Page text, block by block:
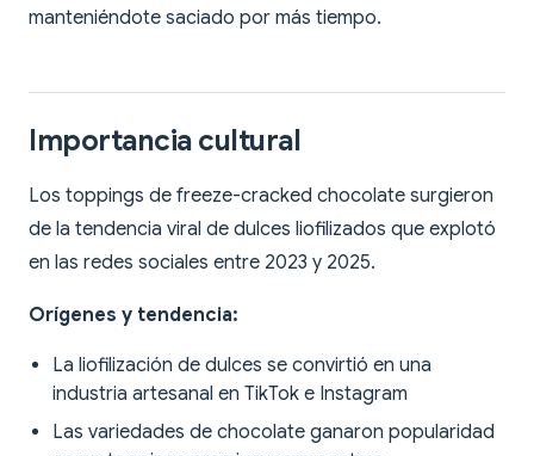
manteniéndote saciado por más tiempo.
Importancia cultural
Los toppings de freeze-cracked chocolate surgieron
de la tendencia viral de dulces liofilizados que explotó
en las redes sociales entre 2023 y 2025.
Orígenes y tendencia:
La liofilización de dulces se convirtió en una
industria artesanal en TikTok e Instagram
Las variedades de chocolate ganaron popularidad